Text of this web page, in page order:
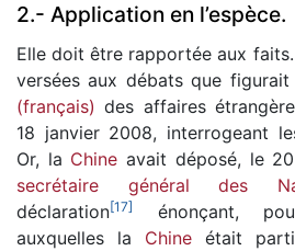
2.- Application en l’espèce.
Elle doit être rapportée aux
versées aux débats que
(français) des affaires
18 janvier 2008, interrogeant
Or, la Chine avait déposé, le
secrétaire général des
déclaration[17]
énonçant,
auxquelles la Chine était